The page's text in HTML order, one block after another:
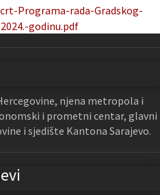
Programa-rada-Gradskog-
godinu.pdf
njena metropola i
i prometni centar, glavni
i sjedište Kantona Sarajevo.